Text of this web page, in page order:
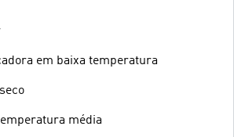
em baixa temperatura
média